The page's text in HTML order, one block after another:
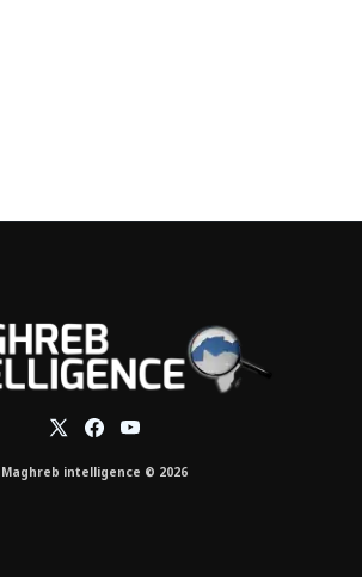
Maghreb intelligence © 2026